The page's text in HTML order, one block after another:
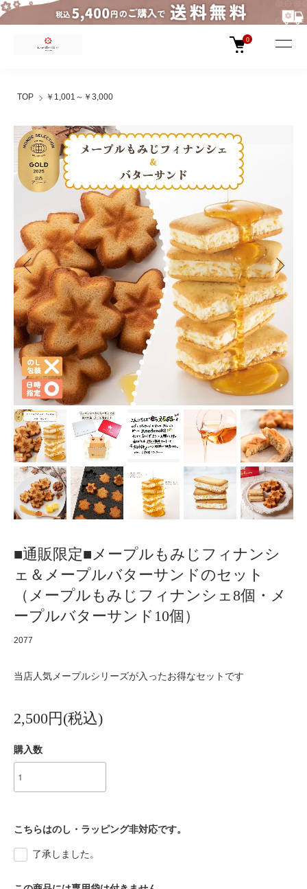
0
TOP ￥1,001～￥3,000
■通販限定■メープルもみじフィナンシ
ェ＆メープルバターサンドのセット
（メープルもみじフィナンシェ8個・メ
ープルバターサンド10個）
2077
当店人気メープルシリーズが入ったお得なセットです
2,500円(税込)
購入数
こちらはのし・ラッピング非対応です。
了承しました。